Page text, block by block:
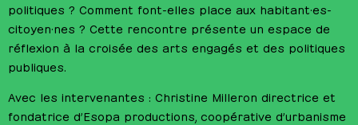
politiques ? Comment font-elles place aux habitant·es-
citoyen·nes ? Cette rencontre présente un espace de
réflexion à la croisée des arts engagés et des politiques
publiques.
Avec les intervenantes : Christine Milleron directrice et
fondatrice d’Esopa productions, coopérative d’urbanisme